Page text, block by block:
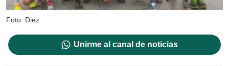
Foto: Diez
Unirme al canal de noticias